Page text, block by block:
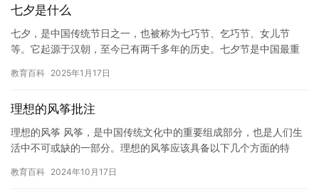
七夕是什么
七夕，是中国传统节日之一，也被称为七巧节、乞巧节、女儿节
等。它起源于汉朝，至今已有两千多年的历史。七夕节是中国最重
着丰富…
教育百科 2025年1月17日
理想的风筝批注
理想的风筝 风筝，是中国传统文化中的重要组成部分，也是人们生
活中不可或缺的一部分。理想的风筝应该具备以下几个方面的特
线…
教育百科 2024年10月17日